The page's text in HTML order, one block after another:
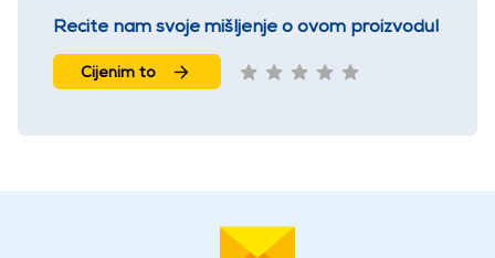
Recite nam svoje mišljenje o ovom proizvodu!
Cijenim to